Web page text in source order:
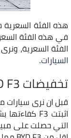
هذه الفئة
في هذه الفئة
الفئة السعرية،
السيارات.
تخفيضات BYD F3 موديل 2020
التي حصلت على